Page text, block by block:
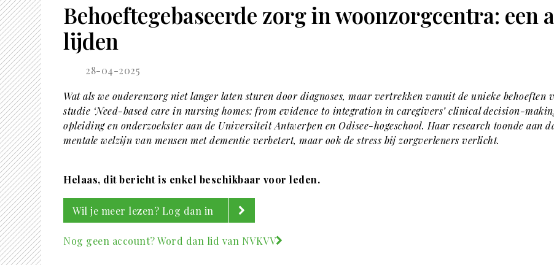
Behoeftegebaseerde zorg in woonzorgcentra: een
lijden
28-04-2025
Wat als we ouderenzorg niet langer laten sturen door diagnoses, maar vertrekken vanuit de unieke
studie ‘Need-based care in nursing homes: from evidence to integration in caregivers’ clinical decision-
opleiding en onderzoekster aan de Universiteit Antwerpen en Odisee-hogeschool. Haar research toonde aan
mentale welzijn van mensen met dementie verbetert, maar ook de stress bij zorgverleners verlicht.
Helaas, dit bericht is enkel beschikbaar voor leden.
Wil je meer lezen? Log dan in
Nog geen account? Word dan lid van NVKVV